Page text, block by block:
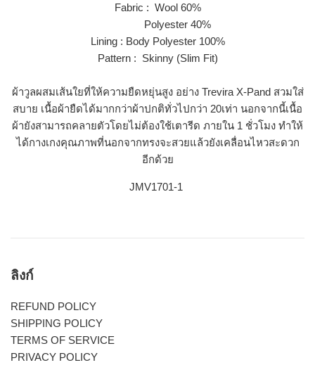
Fabric : Wool 60%
Polyester 40%
Lining : Body Polyester 100%
Pattern : Skinny (Slim Fit)
ผ้าวูลผสมเส้นใยที่ให้ความยืดหยุ่นสูง อย่าง Trevira X-Pand สวมใส่
สบาย เนื้อผ้ายืดได้มากกว่าผ้าปกติทั่วไปกว่า 20เท่า นอกจากนี้เนื้อ
ผ้ายังสามารถคลายตัวโดยไม่ต้องใช้เตารีด ภายใน 1 ชั่วโมง ทำให้
ได้กางเกงคุณภาพที่นอกจากทรงจะสวยแล้วยังเคลื่อนไหวสะดวก
อีกด้วย
JMV1701-1
ลิงก์
REFUND POLICY
SHIPPING POLICY
TERMS OF SERVICE
PRIVACY POLICY